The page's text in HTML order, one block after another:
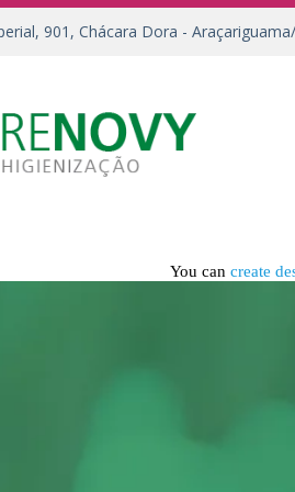
901, Chácara Dora -
You can create